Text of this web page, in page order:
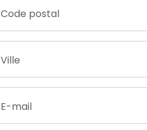
Code postal
Ville
E-mail